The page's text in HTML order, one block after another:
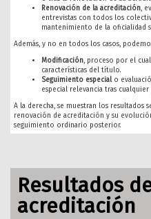
Renovación de la acreditación,
entrevistas con todos los
mantenimiento de la oficialidad
Además, y no en todos los casos,
Modificación, proceso por el
características del título.
Seguimiento especialo
especial relevancia tras
A la derecha, se muestran los
renovación de acreditación y su
seguimiento ordinario posterior.
Resultados
acreditación